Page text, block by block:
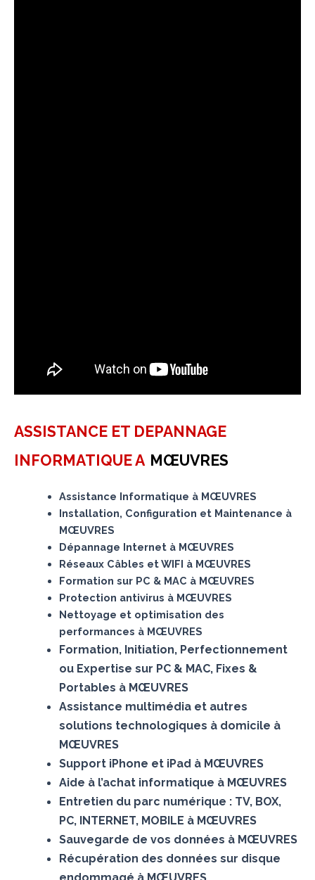
ASSISTANCE ET DEPANNAGE
INFORMATIQUE A MŒUVRES
Assistance Informatique à MŒUVRES
Installation, Configuration et Maintenance à
MŒUVRES
Dépannage Internet à MŒUVRES
Réseaux Câbles et WIFI à MŒUVRES
Formation sur PC & MAC à MŒUVRES
Protection antivirus à MŒUVRES
Nettoyage et optimisation des
performances à MŒUVRES
Formation, Initiation, Perfectionnement
ou Expertise sur PC & MAC, Fixes &
Portables à MŒUVRES
Assistance multimédia et autres
solutions technologiques à domicile à
MŒUVRES
Support iPhone et iPad à MŒUVRES
Aide à l’achat informatique à MŒUVRES
Entretien du parc numérique : TV, BOX,
PC, INTERNET, MOBILE à MŒUVRES
Sauvegarde de vos données à MŒUVRES
Récupération des données sur disque
endommagé à MŒUVRES